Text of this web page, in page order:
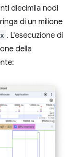
diecimila nodi
di un milione
x . L'esecuzione di
della